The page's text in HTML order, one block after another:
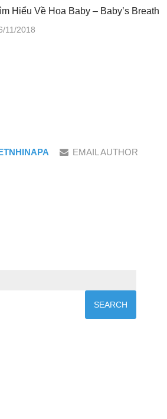
Hiểu Về Hoa Baby – Baby’s Breath
11/2018
EMAIL AUTHOR